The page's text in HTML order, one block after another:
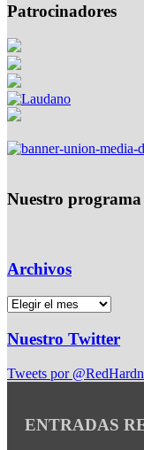
Patrocinadores
Nuestro
Archivos
Nuestro Twitter
Tweets por
ENTRADAS